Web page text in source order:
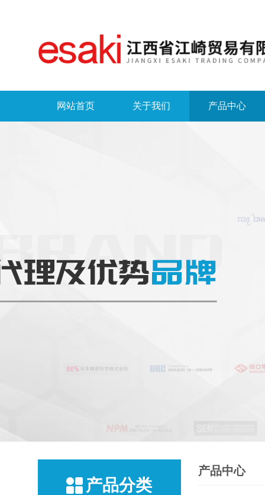
网站首页 关于我们 产品中心
产品分类
产品中心